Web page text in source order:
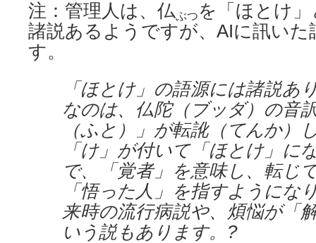
注：管理人は、仏ぶつ を「ほとけ
諸説あるようですが、AIに訊いた
す。
「ほとけ」の語源には諸説あ
なのは、仏陀（ブッダ）の音
（ふと）」が転訛（てんか）
「け」が付いて「ほとけ」に
で、「覚者」を意味し、転じ
「悟った人」を指すようにな
来時の流行病説や、煩悩が「
いう説もあります。?